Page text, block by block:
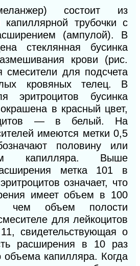
состоит из
капиллярной трубочки с
(ампулой). В
стеклянная бусинка
крови (рис.
смесители для подсчета
кровяных телец. В
эритроцитов бусинка
в красный цвет,
— в белый. На
имеются метки 0,5
половину или
капилляра. Выше
метка 101 в
означает, что
имеет объем в 100
чем объем полости
для лейкоцитов
свидетельствующая о
расширения в 10 раз
объема капилляра. Когда